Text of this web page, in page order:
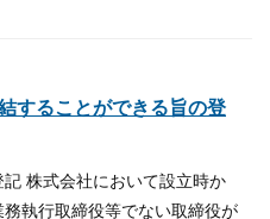
することができる旨の登
株式会社において設立時か
執行取締役等でない取締役が